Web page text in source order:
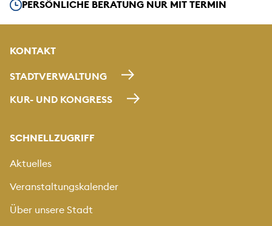
Unsere Öffnungszeiten
PERSÖNLICHE BERATUNG NUR MIT TERMIN
KONTAKT
STADTVERWALTUNG
KUR- UND KONGRESS
SCHNELLZUGRIFF
Aktuelles
Veranstaltungskalender
Über unsere Stadt